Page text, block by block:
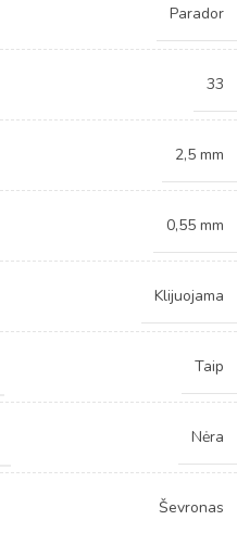
Parador
33
2,5 mm
0,55 mm
Klijuojama
Taip
Nėra
Ševronas